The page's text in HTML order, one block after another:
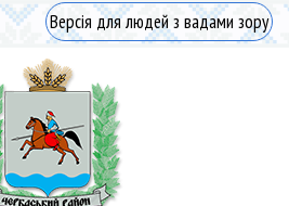
Версія для людей з вадами зору